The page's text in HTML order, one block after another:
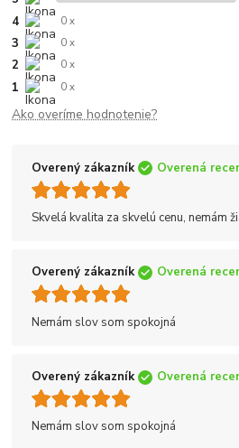
4 0 x
3 0 x
2 0 x
1 0 x
Ako overíme hodnotenie?
Overený zákazník Overená
Skvelá kvalita za skvelú cenu, nemám
Overený zákazník Overená
Nemám slov som spokojná
Overený zákazník Overená
Nemám slov som spokojná